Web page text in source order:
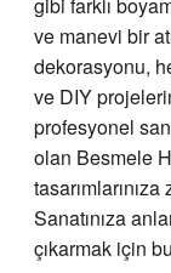
gibi farklı
ve manevi bir
dekorasyonu,
ve DIY
profesyonel
olan Besmele
Sanatınıza
çıkarmak için